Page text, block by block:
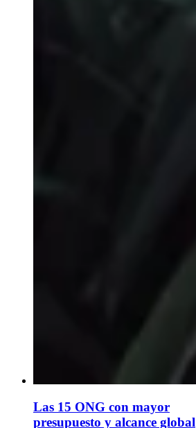
Las 15 ONG con mayor
presupuesto y alcance global